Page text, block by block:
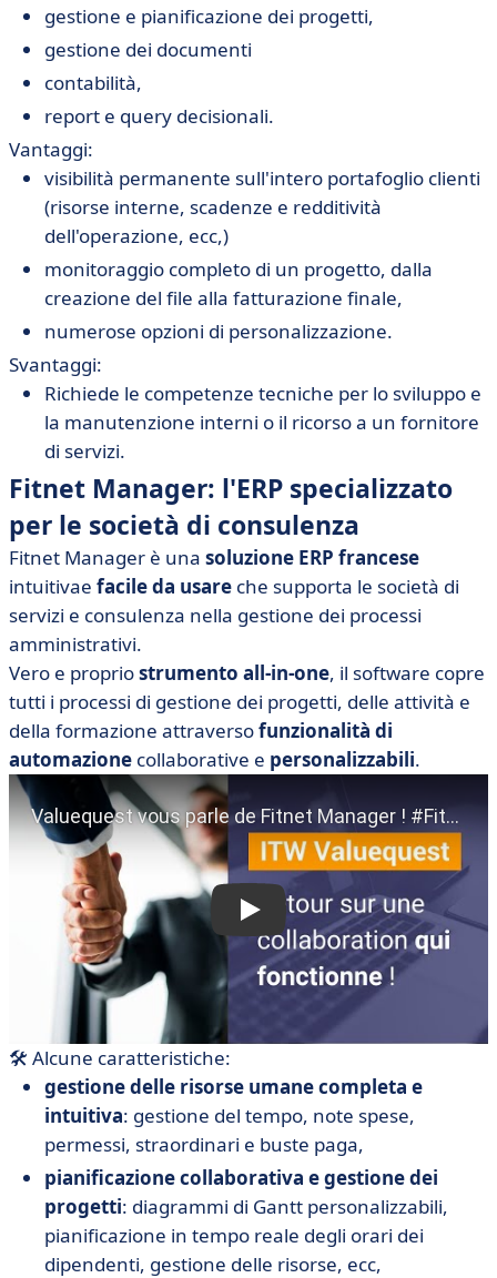
gestione e pianificazione dei progetti,
gestione dei documenti
contabilità,
report e query decisionali.
Vantaggi:
visibilità permanente sull'intero portafoglio clienti
(risorse interne, scadenze e redditività
dell'operazione, ecc,)
monitoraggio completo di un progetto, dalla
creazione del file alla fatturazione finale,
numerose opzioni di personalizzazione.
Svantaggi:
Richiede le competenze tecniche per lo sviluppo e
la manutenzione interni o il ricorso a un fornitore
di servizi.
Fitnet Manager: l'ERP specializzato
per le società di consulenza
Fitnet Manager è una soluzione ERP francese
intuitivae facile da usare che supporta le società di
servizi e consulenza nella gestione dei processi
amministrativi.
Vero e propriostrumento all-in-one, il software copre
tutti i processi di gestione dei progetti, delle attività e
della formazione attraversofunzionalità di
automazione collaborative e personalizzabili.
🛠 Alcune caratteristiche:
gestione delle risorse umane completa e
intuitiva: gestione del tempo, note spese,
permessi, straordinari e buste paga,
pianificazione collaborativa e gestione dei
progetti: diagrammi di Gantt personalizzabili,
pianificazione in tempo reale degli orari dei
dipendenti, gestione delle risorse, ecc,